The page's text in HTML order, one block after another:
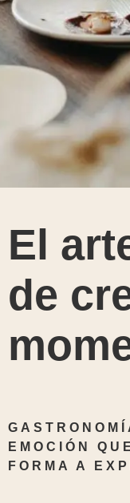
El
de
EMOCIÓN
FORMA A